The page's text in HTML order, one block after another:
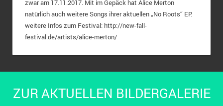
zwar am 17.11.2017. Mit im Gepäck hat Alice Merton
natürlich auch weitere Songs ihrer aktuellen „No Roots“ EP.
weitere Infos zum Festival: http://new-fall-
festival.de/artists/alice-merton/
ZUR AKTUELLEN BILDERGALERIE